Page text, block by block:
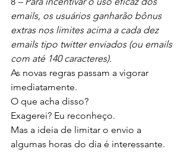
emails, os usuários ganharão bônus
extras nos limites acima a cada dez
emails tipo twitter enviados (ou emails
com até 140 caracteres).
As novas regras passam a vigorar
imediatamente.
O que acha disso?
Exagerei? Eu reconheço.
Mas a ideia de limitar o envio a
algumas horas do dia é interessante.